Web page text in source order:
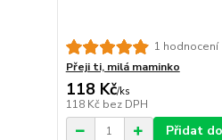
1 hodnocení
Přeji ti, milá maminko
118 Kč/ks
118 Kč bez DPH
Přidat